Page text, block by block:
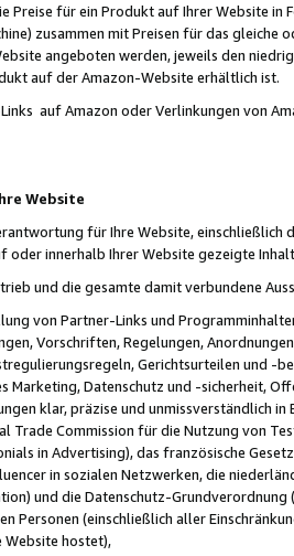
Preise für ein Produkt auf Ihrer Website
zusammen mit Preisen für das
angeboten werden, jeweils den
auf der Amazon-Website erhältlich ist.
auf Amazon oder Verlinkungen von
Website
für Ihre Website,
oder innerhalb Ihrer Website gezeigte
und die gesamte damit verbundene
von Partner-Links und
Vorschriften, Regelungen,
Gerichtsurteilen und -
Marketing, Datenschutz und -sicherheit,
klar, präzise und unmissverständlich
Trade Commission für die Nutzung von
in Advertising), das französische
in sozialen Netzwerken, die
und die Datenschutz-
Personen (einschließlich aller
Website hostet),